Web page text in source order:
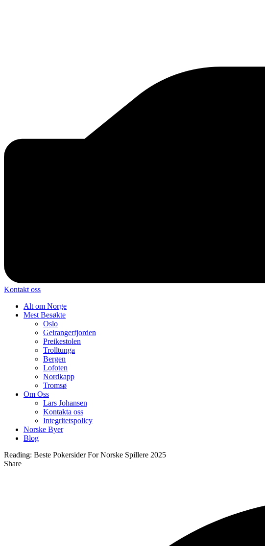
Kontakt oss
Alt om Norge
Mest Besøkte
Oslo
Geirangerfjorden
Preikestolen
Trolltunga
Bergen
Lofoten
Nordkapp
Tromsø
Om Oss
Lars Johansen
Kontakta oss
Integritetspolicy
Norske Byer
Blog
Reading: Beste Pokersider For Norske Spillere 2025
Share